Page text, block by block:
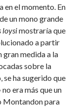
en el momento. En
un mono grande
loysimostraría que
a partir
gran medida a la
sobre la
se ha sugerido que
no era más que un
Montandon para